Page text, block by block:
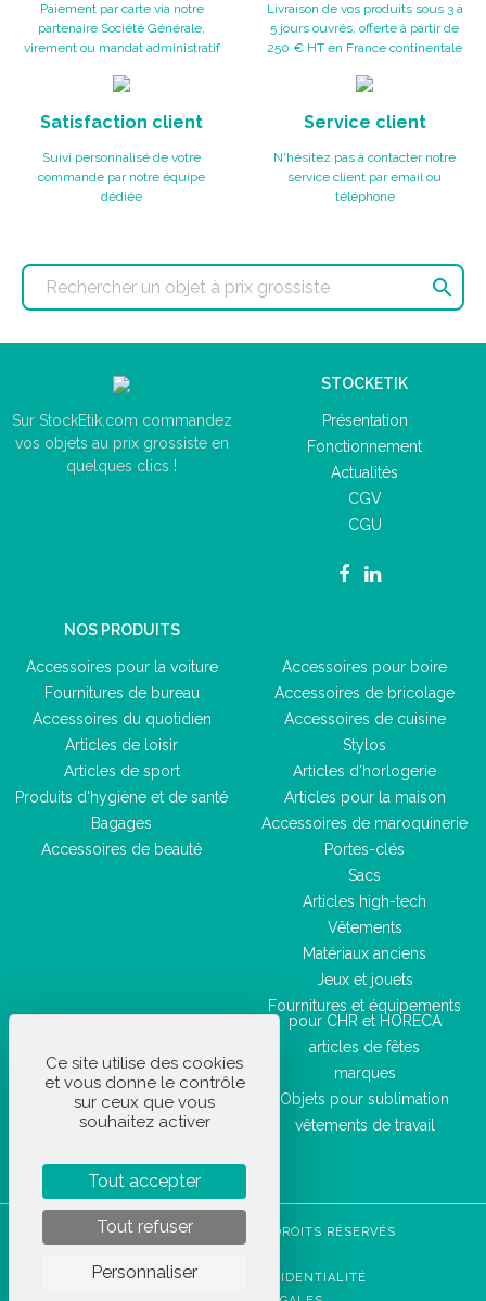
Paiement par carte via notre
partenaire Société Générale,
virement ou mandat administratif
Livraison de vos produits sous 3 à
5 jours ouvrés, offerte à partir de
250 € HT en France continentale
Satisfaction client
Suivi personnalisé de votre
commande par notre équipe
dédiée
Service client
N'hésitez pas à contacter notre
service client par email ou
téléphone

Sur StockEtik.com commandez
vos objets au prix grossiste en
quelques clics !
STOCKETIK
Présentation
Fonctionnement
Actualités
CGV
CGU
NOS PRODUITS
Accessoires pour la voiture
Fournitures de bureau
Accessoires du quotidien
Articles de loisir
Articles de sport
Produits d'hygiène et de santé
Bagages
Accessoires de beauté
Accessoires pour boire
Accessoires de bricolage
Accessoires de cuisine
Stylos
Articles d'horlogerie
Articles pour la maison
Accessoires de maroquinerie
Portes-clés
Sacs
Articles high-tech
Vêtements
Matériaux anciens
Jeux et jouets
Fournitures et équipements
pour CHR et HORECA
articles de fêtes
marques
Objets pour sublimation
vêtements de travail
STOCKETIK © 2023 - TOUS DROITS RÉSERVÉS
POLITIQUE DE CONFIDENTIALITÉ
Ce site utilise des cookies
et vous donne le contrôle
sur ceux que vous
souhaitez activer
Tout accepter
Tout refuser
Personnaliser